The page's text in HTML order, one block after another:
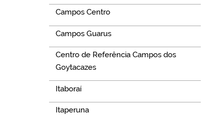
Campos Centro
Campos Guarus
Centro de Referência Campos dos
Goytacazes
Itaboraí
Itaperuna